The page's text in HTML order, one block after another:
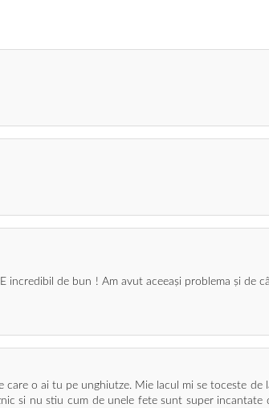
de bun ! Am avut aceeași problema și de
o ai tu pe unghiutze. Mie lacul mi se toceste de
si nu stiu cum de unele fete sunt super incantate